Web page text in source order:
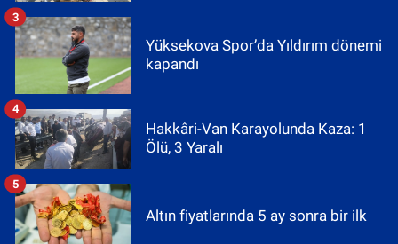
Yüksekova Spor’da Yıldırım dönemi
kapandı
3
Hakkâri-Van Karayolunda Kaza: 1
Ölü, 3 Yaralı
4
Altın fiyatlarında 5 ay sonra bir ilk
5